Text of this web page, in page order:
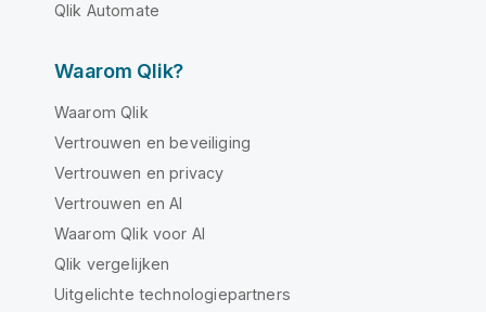
Qlik Automate
Waarom Qlik?
Waarom Qlik
Vertrouwen en beveiliging
Vertrouwen en privacy
Vertrouwen en AI
Waarom Qlik voor AI
Qlik vergelijken
Uitgelichte technologiepartners